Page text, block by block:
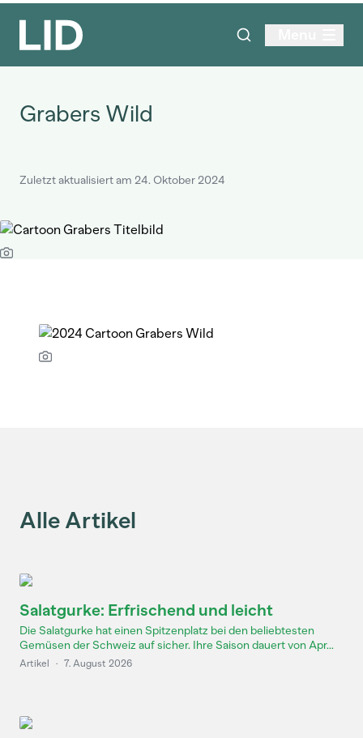
Grabers Wild
Zuletzt aktualisiert am 24. Oktober 2024
Alle Artikel
Salatgurke: Erfrischend und leicht
Die Salatgurke hat einen Spitzenplatz bei den beliebtesten
Gemüsen der Schweiz auf sicher. Ihre Saison dauert von Apr...
Artikel · 7. August 2026